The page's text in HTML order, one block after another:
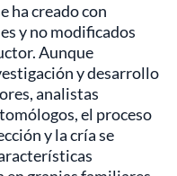
ha creado con
y no modificados
Aunque
y desarrollo
analistas
el proceso
y la cría se